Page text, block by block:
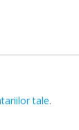
tale.